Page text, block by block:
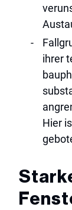
Fallgruppe D: Fenster, die aufgrund
ihrer
Hier